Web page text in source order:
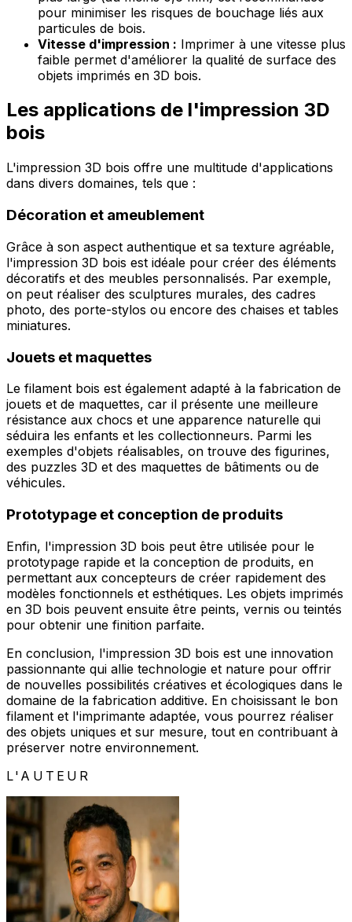
pour minimiser les risques de bouchage liés aux
particules de bois.
Vitesse d'impression : Imprimer à une vitesse plus
faible permet d'améliorer la qualité de surface des
objets imprimés en 3D bois.
Les applications de l'impression 3D
bois
L'impression 3D bois offre une multitude d'applications
dans divers domaines, tels que :
Décoration et ameublement
Grâce à son aspect authentique et sa texture agréable,
l'impression 3D bois est idéale pour créer des éléments
décoratifs et des meubles personnalisés. Par exemple,
on peut réaliser des sculptures murales, des cadres
photo, des porte-stylos ou encore des chaises et tables
miniatures.
Jouets et maquettes
Le filament bois est également adapté à la fabrication de
jouets et de maquettes, car il présente une meilleure
résistance aux chocs et une apparence naturelle qui
séduira les enfants et les collectionneurs. Parmi les
exemples d'objets réalisables, on trouve des figurines,
des puzzles 3D et des maquettes de bâtiments ou de
véhicules.
Prototypage et conception de produits
Enfin, l'impression 3D bois peut être utilisée pour le
prototypage rapide et la conception de produits, en
permettant aux concepteurs de créer rapidement des
modèles fonctionnels et esthétiques. Les objets imprimés
en 3D bois peuvent ensuite être peints, vernis ou teintés
pour obtenir une finition parfaite.
En conclusion, l'impression 3D bois est une innovation
passionnante qui allie technologie et nature pour offrir
de nouvelles possibilités créatives et écologiques dans le
domaine de la fabrication additive. En choisissant le bon
filament et l'imprimante adaptée, vous pourrez réaliser
des objets uniques et sur mesure, tout en contribuant à
préserver notre environnement.
L'AUTEUR